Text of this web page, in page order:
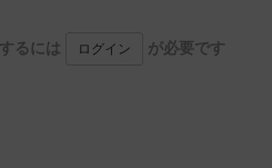
るには ログイン が必要です